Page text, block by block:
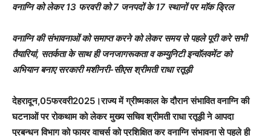
वनाग्नि को लेकर 13 फरवरी को 7 जनपदों के 17 स्थानों पर माॅक ड्रिल
वनाग्नि की संभावनाओं को समाप्त करने को लेकर समय से पहले पूरी करे सभी
तैयारियां, सतर्कता के साथ ही जनजागरूकता व कम्युनिटी इन्वाॅलवमेंट को
अभियान बनाए सरकारी मशीनरी-सीएस श्रीमती राधा रतूड़ी
देहरादून,05फरवरी2025।राज्य में ग्रीष्मकाल के दौरान संभावित वनाग्नि की
घटनाओं पर रोकथाम को लेकर मुख्य सचिव श्रीमती राधा रतूड़ी ने आपदा
प्रबन्धन विभाग को फायर वाचर्स को प्रशिक्षित कर वनाग्नि संभावना से पहले ही